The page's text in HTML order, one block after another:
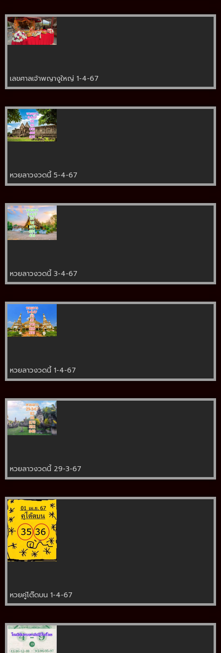
เลขศาลเจ้าพญางูใหญ่ 1-4-67
หวยลาวงวดนี้ 5-4-67
หวยลาวงวดนี้ 3-4-67
หวยลาวงวดนี้ 1-4-67
หวยลาวงวดนี้ 29-3-67
หวยคู่โต๊ดบน 1-4-67